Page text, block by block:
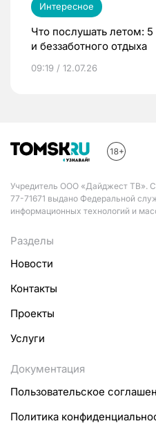
Интересное
Что послушать летом:
и беззаботного отдыха
09:19 / 12.07.26
Учредитель ООО «Дайджест ТВ».
77-71671 выдано Федеральной
информационных технологий и
Разделы
Новости
Контакты
Проекты
Услуги
Документация
Пользовательское
Политика